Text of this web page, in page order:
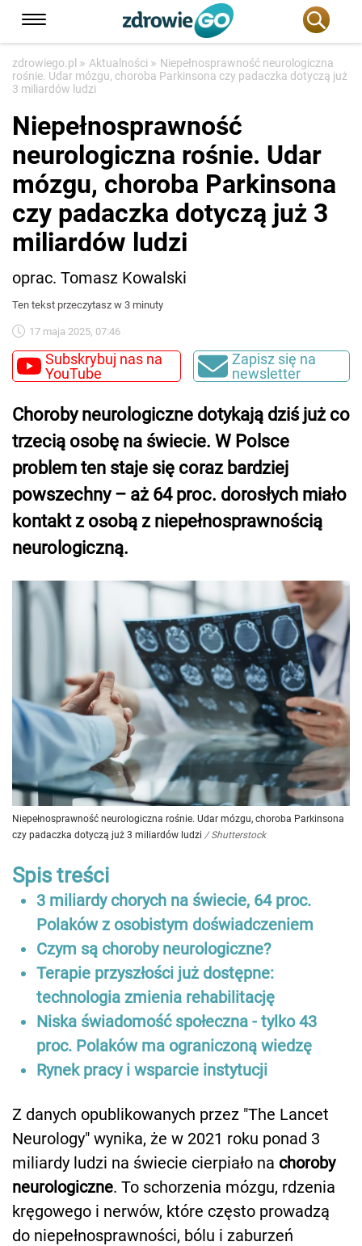
zdrowiego.pl » Aktualności » Niepełnosprawność neurologiczna
rośnie. Udar mózgu, choroba Parkinsona czy padaczka dotyczą już
3 miliardów ludzi
Niepełnosprawność
neurologiczna rośnie. Udar
mózgu, choroba Parkinsona
czy padaczka dotyczą już 3
miliardów ludzi
oprac. Tomasz Kowalski
Ten tekst przeczytasz w 3 minuty
17 maja 2025, 07:46
Subskrybuj nas na
YouTube
Zapisz się na
newsletter
Choroby neurologiczne dotykają dziś już co
trzecią osobę na świecie. W Polsce
problem ten staje się coraz bardziej
powszechny – aż 64 proc. dorosłych miało
kontakt z osobą z niepełnosprawnością
neurologiczną.
Niepełnosprawność neurologiczna rośnie. Udar mózgu, choroba Parkinsona
czy padaczka dotyczą już 3 miliardów ludzi / Shutterstock
Spis treści
3 miliardy chorych na świecie, 64 proc.
Polaków z osobistym doświadczeniem
Czym są choroby neurologiczne?
Terapie przyszłości już dostępne:
technologia zmienia rehabilitację
Niska świadomość społeczna - tylko 43
proc. Polaków ma ograniczoną wiedzę
Rynek pracy i wsparcie instytucji
Z danych opublikowanych przez "The Lancet
Neurology" wynika, że w 2021 roku ponad 3
miliardy ludzi na świecie cierpiało na choroby
neurologiczne. To schorzenia mózgu, rdzenia
kręgowego i nerwów, które często prowadzą
do niepełnosprawności, bólu i zaburzeń